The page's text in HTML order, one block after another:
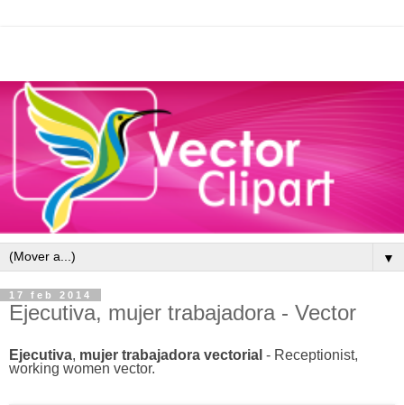
▼
17 feb 2014
Ejecutiva, mujer trabajadora - Vector
Ejecutiva, mujer trabajadora vectorial - Receptionist,
working women vector.